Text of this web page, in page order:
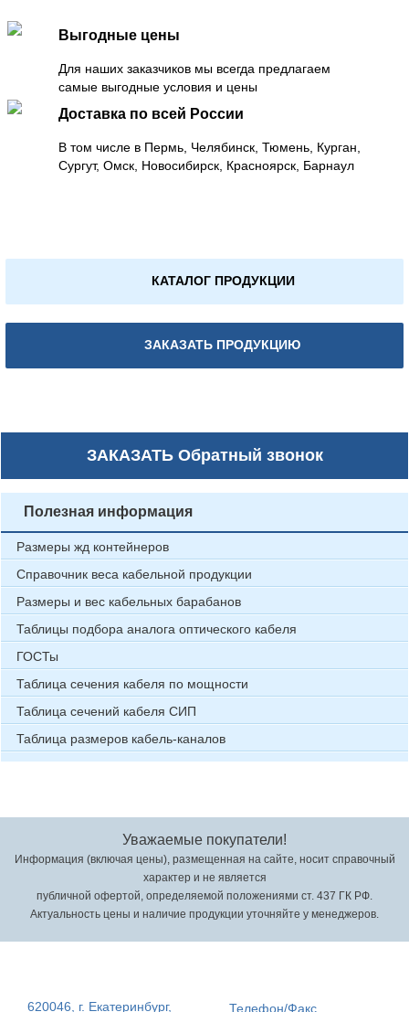
Выгодные цены
Для наших заказчиков мы всегда предлагаем
самые выгодные условия и цены
Доставка по всей России
В том числе в Пермь, Челябинск, Тюмень, Курган,
Сургут, Омск, Новосибирск, Красноярск, Барнаул
КАТАЛОГ ПРОДУКЦИИ
ЗАКАЗАТЬ ПРОДУКЦИЮ
ЗАКАЗАТЬОбратный звонок
Полезная информация
Размеры жд контейнеров
Справочник веса кабельной продукции
Размеры и вес кабельных барабанов
Таблицы подбора аналога оптического кабеля
ГОСТы
Таблица сечения кабеля по мощности
Таблица сечений кабеля СИП
Таблица размеров кабель-каналов
Уважаемые покупатели!
Информация (включая цены), размещенная на сайте, носит справочный
характер и не является
публичной офертой, определяемой положениями ст. 437 ГК РФ.
Актуальность цены и наличие продукции уточняйте у менеджеров.
620046, г. Екатеринбург, Телефон/Факс